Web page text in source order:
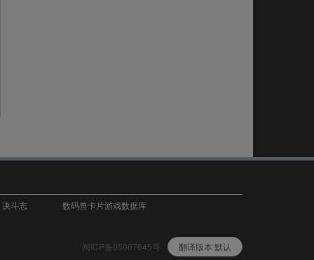
斗志 数码兽卡片游戏数据库
闽ICP备05007645号 翻译版本 默认